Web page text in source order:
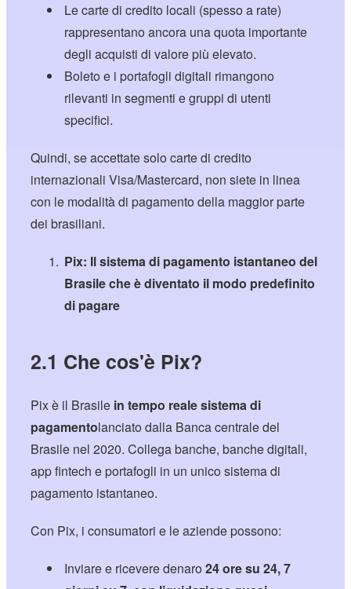
Le carte di credito locali (spesso a rate)
rappresentano ancora una quota importante
degli acquisti di valore più elevato.
Boleto e i portafogli digitali rimangono
rilevanti in segmenti e gruppi di utenti
specifici.
Quindi, se accettate solo carte di credito
internazionali Visa/Mastercard, non siete in linea
con le modalità di pagamento della maggior parte
dei brasiliani.
Pix: Il sistema di pagamento istantaneo del
Brasile che è diventato il modo predefinito
di pagare
2.1 Che cos'è Pix?
Pix è il Brasile in tempo realesistema di
pagamentolanciato dalla Banca centrale del
Brasile nel 2020. Collega banche, banche digitali,
app fintech e portafogli in un unico sistema di
pagamento istantaneo.
Con Pix, i consumatori e le aziende possono:
Inviare e ricevere denaro24 ore su 24, 7